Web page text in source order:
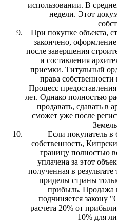
использовании. В
недели. Этот
При покупке объекта,
закончено,
после завершения
и составления
приемки. Титульный
права
Процесс
лет. Однако полностью
продавать, сдавать в
сможет уже после
Если покупатель в
собственность,
границу полностью
уплачена за этот
полученная в
приделы страны
прибыль. Продажа
подчиняется закону
расчета 20% от
10% для